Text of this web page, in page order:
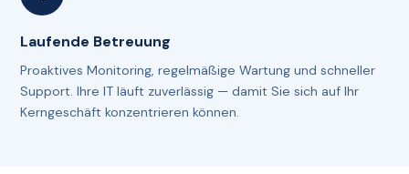
Laufende Betreuung
Proaktives Monitoring, regelmäßige Wartung und schneller
Support. Ihre IT läuft zuverlässig — damit Sie sich auf Ihr
Kerngeschäft konzentrieren können.